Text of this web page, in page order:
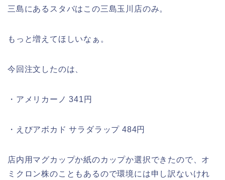
三島にあるスタバはこの三島玉川店のみ。
もっと増えてほしいなぁ。
今回注文したのは、
・アメリカーノ 341円
・えびアボカド サラダラップ 484円
店内用マグカップか紙のカップか選択できたので、オ
ミクロン株のこともあるので環境には申し訳ないけれ